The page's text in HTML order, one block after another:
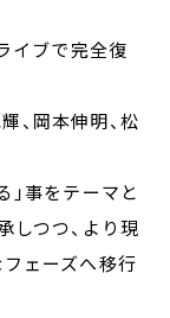
イブで完全復
、岡本伸明、松
」事をテーマと
しつつ、より現
ェーズへ移行